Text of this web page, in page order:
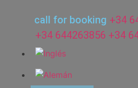
contenido
call for booking +34
+34 644263856 +34